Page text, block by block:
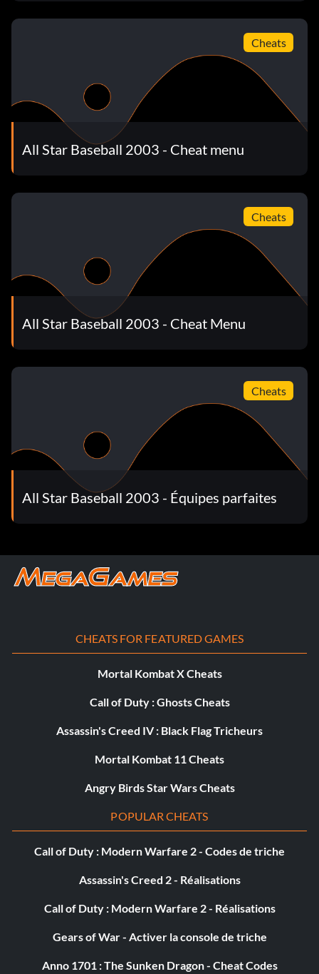
Les histoires de Thom Brennaman
Commencez une partie et laissez la manette au repos.
Quelques minutes plus tard, après l'annonce des équipes
et du lanceur de départ, Thom Brennaman commencera à
raconter des histoires approfondies sur le base-ball.
Le match parfait
Si vous voulez réaliser un match parfait, jouez avec les
deux équipes en mode deux joueurs. Faites exprès de
vous faire éliminer à chaque tour de batte de chaque
équipe. Puis, en fin de neuvième manche, accordez quatre
buts sur balles : vous devriez alors obtenir 100 points pour
ce match parfait.
Cheats
All Star Baseball 2003 - Cheat menu
Cheats
All Star Baseball 2003 - Cheat Menu
Cheats
All Star Baseball 2003 - Équipes parfaites
CHEATS FOR FEATURED GAMES
Mortal Kombat X Cheats
Call of Duty : Ghosts Cheats
Assassin's Creed IV : Black Flag Tricheurs
Mortal Kombat 11 Cheats
Angry Birds Star Wars Cheats
POPULAR CHEATS
Call of Duty : Modern Warfare 2 - Codes de triche
Assassin's Creed 2 - Réalisations
Call of Duty : Modern Warfare 2 - Réalisations
Gears of War - Activer la console de triche
Anno 1701 : The Sunken Dragon - Cheat Codes